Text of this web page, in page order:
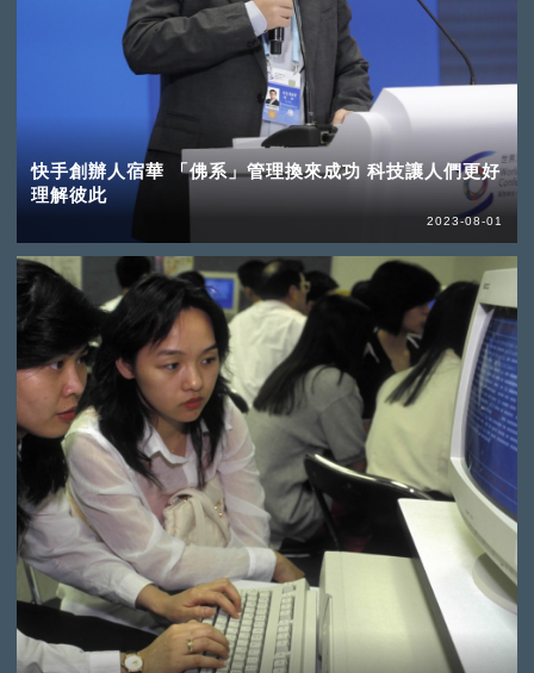
快手創辦人宿華 「佛系」管理換來成功 科技讓人們更好
理解彼此
2023-08-01